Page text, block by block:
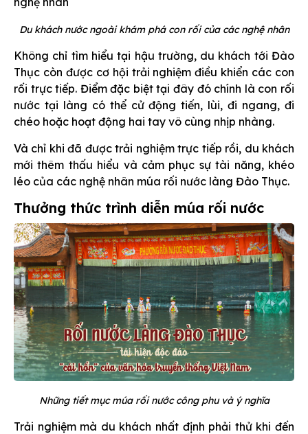
Du khách nước ngoài khám phá con rối của các nghệ nhân
Không chỉ tìm hiểu tại hậu trường, du khách tới Đào
Thục còn được cơ hội trải nghiệm điều khiển các con
rối trực tiếp. Điểm đặc biệt tại đây đó chính là con rối
nước tại làng có thể cử động tiến, lùi, đi ngang, đi
chéo hoặc hoạt động hai tay vô cùng nhịp nhàng.
Và chỉ khi đã được trải nghiệm trực tiếp rồi, du khách
mới thêm thấu hiểu và cảm phục sự tài năng, khéo
léo của các nghệ nhân múa rối nước làng Đào Thục.
Thưởng thức trình diễn múa rối nước
Những tiết mục múa rối nước công phu và ý nghĩa
Trải nghiệm mà du khách nhất định phải thử khi đến